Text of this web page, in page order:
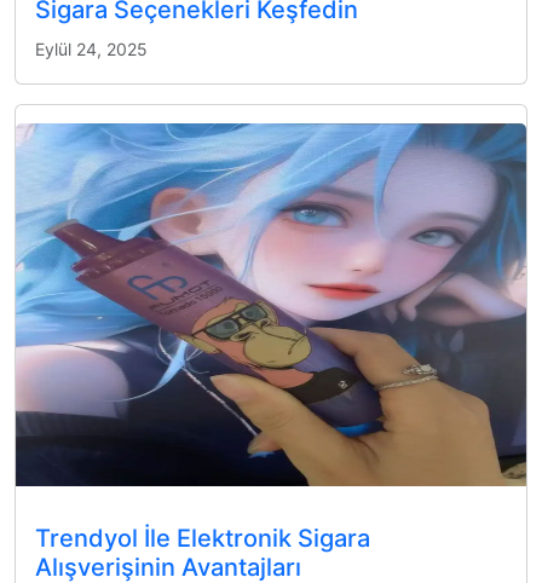
Sigara Seçenekleri Keşfedin
Eylül 24, 2025
Trendyol İle Elektronik Sigara
Alışverişinin Avantajları